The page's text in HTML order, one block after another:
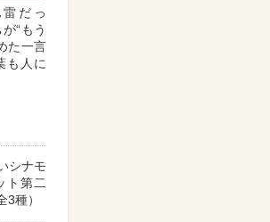
だっ
“もう
た一言
も人に
シナモ
ト第二
種）